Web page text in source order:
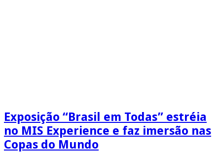
Exposição “Brasil em Todas” estréia
no MIS Experience e faz imersão nas
Copas do Mundo